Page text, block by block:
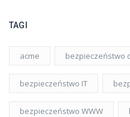
TAGI
acme bezpieczeństwo
bezpieczeństwo IT
bezpieczeństwo WWW